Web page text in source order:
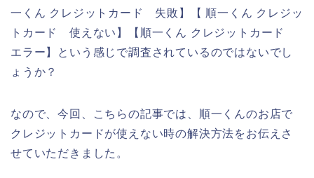
一くん クレジットカード 失敗】【 順一くん クレジッ
トカード 使えない】【順一くん クレジットカード
エラー】という感じで調査されているのではないでし
ょうか？
なので、今回、こちらの記事では、順一くんのお店で
クレジットカードが使えない時の解決方法をお伝えさ
せていただきました。